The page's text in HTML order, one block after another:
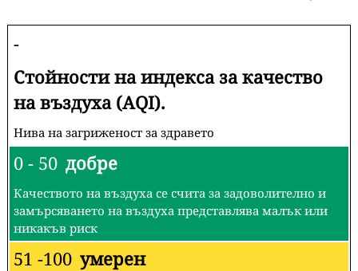
-
Стойности на индекса за качество
на въздуха (AQI).
Нива на загриженост за здравето
0 - 50 добре
Качеството на въздуха се счита за задоволително и
замърсяването на въздуха представлява малък или
никакъв риск
51 -100 умерен